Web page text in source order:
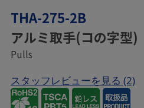
THA-275-2B
アルミ取手(コの字型)
Pulls
スタッフレビューを見る (2)